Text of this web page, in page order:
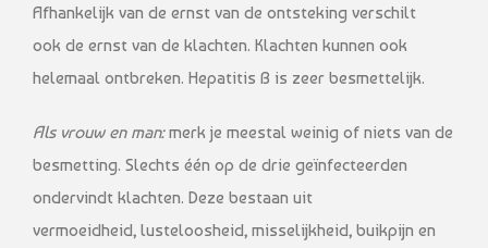
Afhankelijk van de ernst van de ontsteking verschilt
ook de ernst van de klachten. Klachten kunnen ook
helemaal ontbreken. Hepatitis B is zeer besmettelijk.
Als vrouw en man:merk je meestal weinig of niets van de
besmetting. Slechts één op de drie geïnfecteerden
ondervindt klachten. Deze bestaan uit
vermoeidheid, lusteloosheid, misselijkheid, buikpijn en